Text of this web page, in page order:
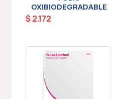
OXIBIODEGRADABLE
$ 2.172